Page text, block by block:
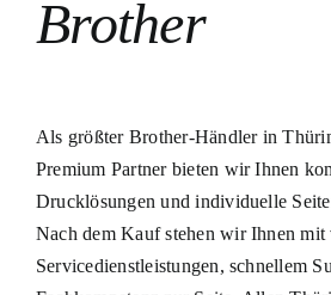
Brother
Als größter Brother-Händler in
Premium Partner bieten wir Ihnen
Drucklösungen und individuelle
Nach dem Kauf stehen wir Ihnen mit
Servicedienstleistungen, schnellem